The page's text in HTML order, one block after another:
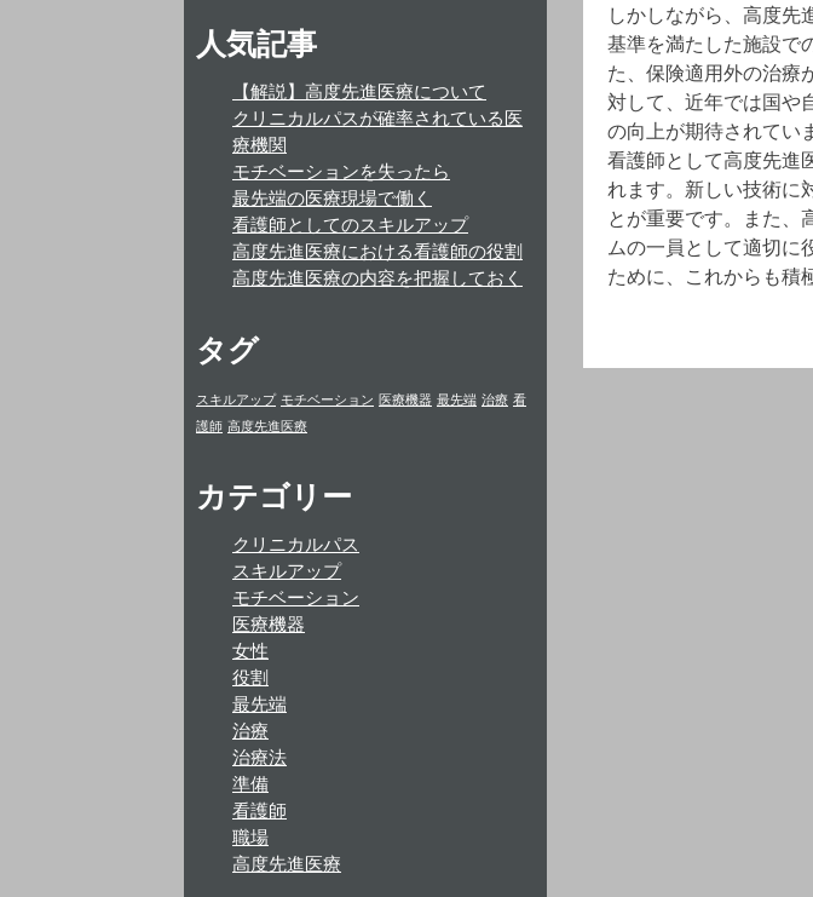
しかしながら、高度先
基準を満たした施設で
た、保険適用外の治療
対して、近年では国や
の向上が期待されてい
看護師として高度先進
れます。新しい技術に
とが重要です。また、
ムの一員として適切に
ために、これからも積
人気記事
【解説】高度先進医療について
クリニカルパスが確率されている医
療機関
モチベーションを失ったら
最先端の医療現場で働く
看護師としてのスキルアップ
高度先進医療における看護師の役割
高度先進医療の内容を把握しておく
タグ
スキルアップ モチベーション 医療機器 最先端 治療 看
護師 高度先進医療
カテゴリー
クリニカルパス
スキルアップ
モチベーション
医療機器
女性
役割
最先端
治療
治療法
準備
看護師
職場
高度先進医療